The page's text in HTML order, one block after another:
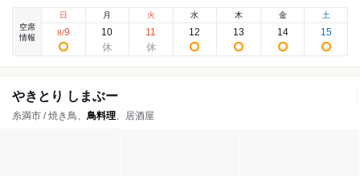
空席
情報
日
8/9
月
10
火
11
水
12
木
13
金
14
土
15
やきとり しまぶー
糸満市 / 焼き鳥、 鳥料理、居酒屋